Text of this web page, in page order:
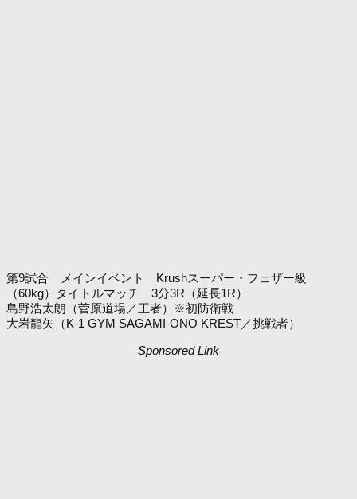
第9試合 メインイベント Krushスーパー・フェザー級
（60kg）タイトルマッチ 3分3R（延長1R）
島野浩太朗（菅原道場／王者）※初防衛戦
大岩龍矢（K-1 GYM SAGAMI-ONO KREST／挑戦者）
Sponsored Link